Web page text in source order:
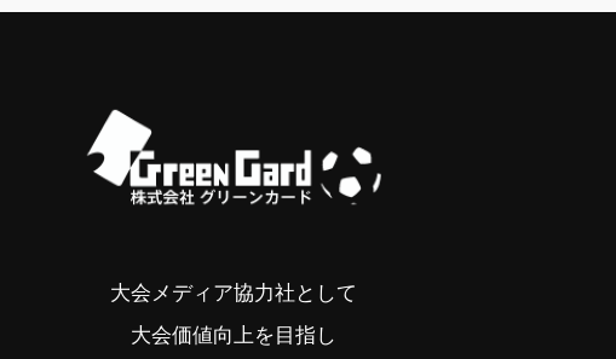
大会メディア協力社として
大会価値向上を目指し